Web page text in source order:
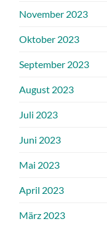
November 2023
Oktober 2023
September 2023
August 2023
Juli 2023
Juni 2023
Mai 2023
April 2023
März 2023